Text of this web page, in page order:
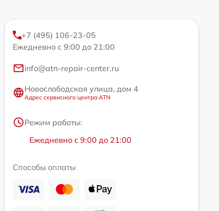
+7 (495) 106-23-05
Ежедневно с 9:00 до 21:00
info@atn-repair-center.ru
Новослободская улица, дом 4
Адрес сервисного центра ATN
Режим работы:
Ежедневно с 9:00 до 21:00
Способы оплаты